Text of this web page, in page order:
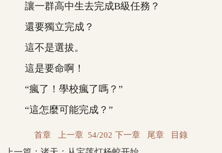
讓一群高中生去完成B級任務？
還要獨立完成？
這不是選拔。
這是要命啊！
“瘋了！學校瘋了嗎？”
“這怎麼可能完成？”
首章 上一章 54/202 下一章 尾章 目錄